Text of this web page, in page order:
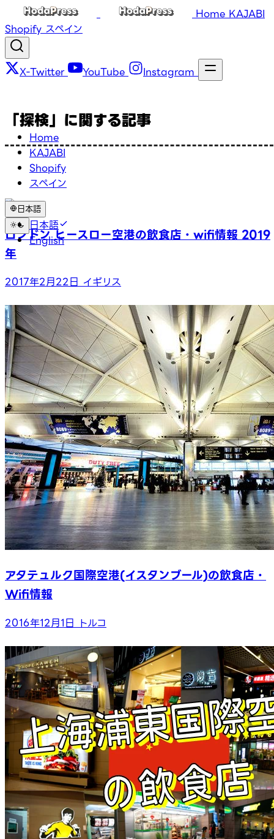
Home KAJABI
Shopify スペイン
X-Twitter YouTube Instagram
Home
KAJABI
Shopify
スペイン
日本語
日本語
English
「探検」に関する記事
ロンドン ヒースロー空港の飲食店・wifi情報 2019
年
2017年2月22日 イギリス
アタテュルク国際空港(イスタンブール)の飲食店・
Wifi情報
2016年12月1日 トルコ